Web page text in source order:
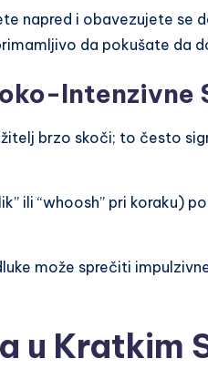
napred i obavezujete se
da pokušate da
Intenzivne
brzo skoči; to često
ili “whoosh” pri koraku)
može sprečiti
u Kratkim